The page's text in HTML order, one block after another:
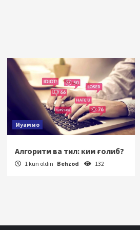
Муаммо
Алгоритм ва тил: ким ғолиб?
1 kun oldin Behzod 132